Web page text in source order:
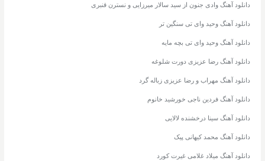
دانلود آهنگ وادی جنون از سید سالار میرزایی و نسترن قنبری
دانلود آهنگ وحید وای تی سنگین تر
دانلود آهنگ وحید وای تی بچه مایه
دانلود آهنگ رضا عزیزی دورت شلوغه
دانلود آهنگ مهراب و رضا عزیزی زباله گرد
دانلود آهنگ فردین ناجی خورشید خانوم
دانلود آهنگ سینا درخشنده لالایی
دانلود آهنگ محمد کیهانی پیک
دانلود آهنگ میلاد غلامی غیرت کورد